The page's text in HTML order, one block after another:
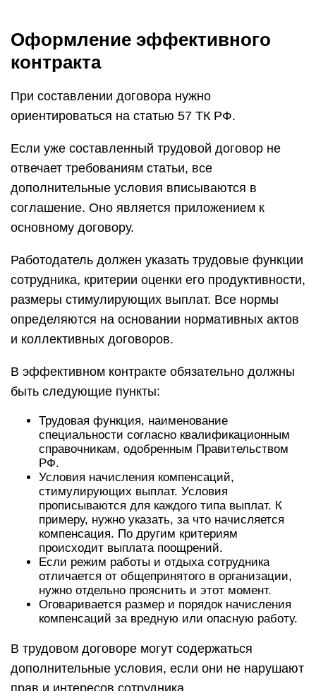
Оформление эффективного
контракта
При составлении договора нужно
ориентироваться на статью 57 ТК РФ.
Если уже составленный трудовой договор не
отвечает требованиям статьи, все
дополнительные условия вписываются в
соглашение. Оно является приложением к
основному договору.
Работодатель должен указать трудовые функции
сотрудника, критерии оценки его продуктивности,
размеры стимулирующих выплат. Все нормы
определяются на основании нормативных актов
и коллективных договоров.
В эффективном контракте обязательно должны
быть следующие пункты:
Трудовая функция, наименование
специальности согласно квалификационным
справочникам, одобренным Правительством
РФ.
Условия начисления компенсаций,
стимулирующих выплат. Условия
прописываются для каждого типа выплат. К
примеру, нужно указать, за что начисляется
компенсация. По другим критериям
происходит выплата поощрений.
Если режим работы и отдыха сотрудника
отличается от общепринятого в организации,
нужно отдельно прояснить и этот момент.
Оговаривается размер и порядок начисления
компенсаций за вредную или опасную работу.
В трудовом договоре могут содержаться
дополнительные условия, если они не нарушают
прав и интересов сотрудника.